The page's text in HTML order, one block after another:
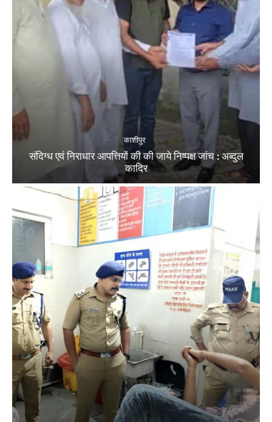
काशीपुर
संदिग्ध एवं निराधार आपत्तियों की की जाये निष्पक्ष जांच : अब्दुल
कादिर